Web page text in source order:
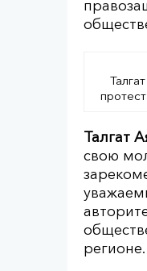
Талгат
свою
регионе.